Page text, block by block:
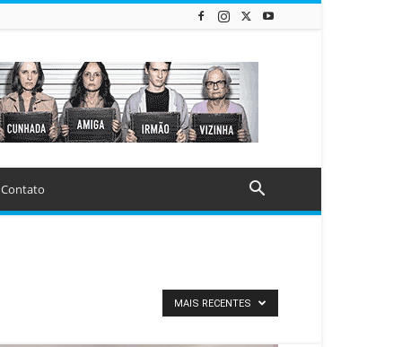
Contato
MAIS RECENTES